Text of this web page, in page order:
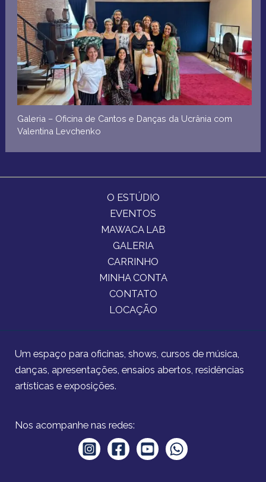
Galeria – Oficina de Cantos e Danças da Ucrânia com
Valentina Levchenko
O ESTÚDIO
EVENTOS
MAWACA LAB
GALERIA
CARRINHO
MINHA CONTA
CONTATO
LOCAÇÃO
Um espaço para oficinas, shows, cursos de música,
danças, apresentações, ensaios abertos, residências
artísticas e exposições.
Nos acompanhe nas redes: